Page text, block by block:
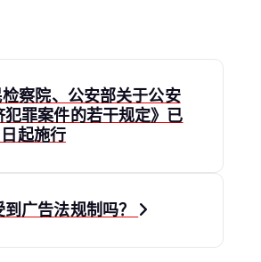
检察院、公安部关于公安
罪案件的若干规定》已
日起施行
广告法规制吗？